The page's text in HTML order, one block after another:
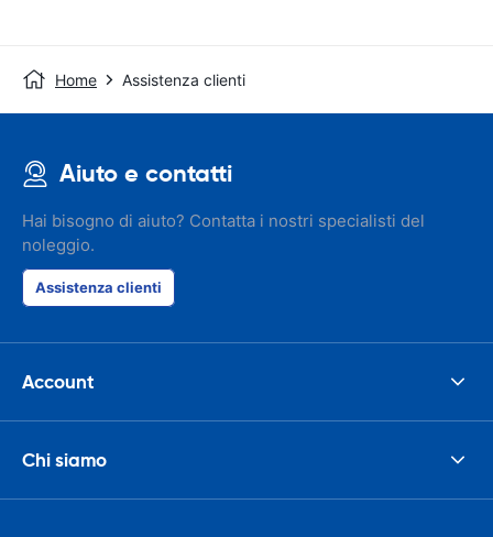
Home Assistenza clienti
Aiuto e contatti
Hai bisogno di aiuto? Contatta i nostri specialisti del
noleggio.
Assistenza clienti
Account
Chi siamo